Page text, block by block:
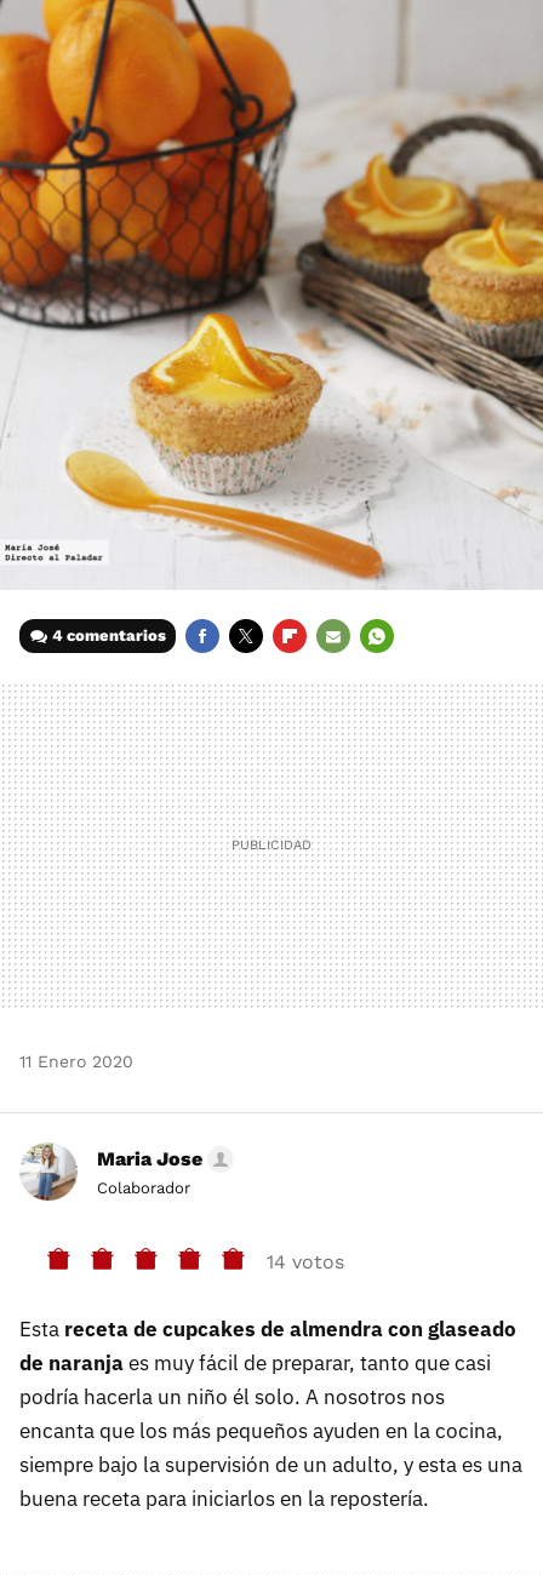
4 comentarios
MAIL
11 Enero 2020
Maria Jose
Colaborador
14 votos
Esta receta de cupcakes de almendra con glaseado
de naranjaes muy fácil de preparar, tanto que casi
podría hacerla un niño él solo. A nosotros nos
encanta que los más pequeños ayuden en la cocina,
siempre bajo la supervisión de un adulto, y esta es una
buena receta para iniciarlos en la repostería.